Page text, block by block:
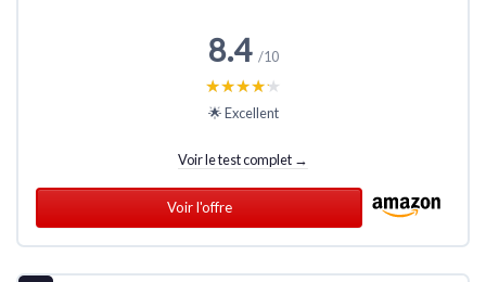
8.4 /10
★★★★★
★★★★★
🌟 Excellent
Voir le test complet →
Voir l'offre